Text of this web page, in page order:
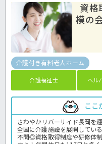
資
模の
介護付き有料老人ホーム
介護福祉士 ヘル
ここ
さわやかリバーサイド長岡を
全国に介護施設を展開してい
不問◎資格取得制度や研修体